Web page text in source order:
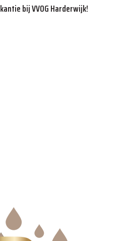
bij VVOG Harderwijk!